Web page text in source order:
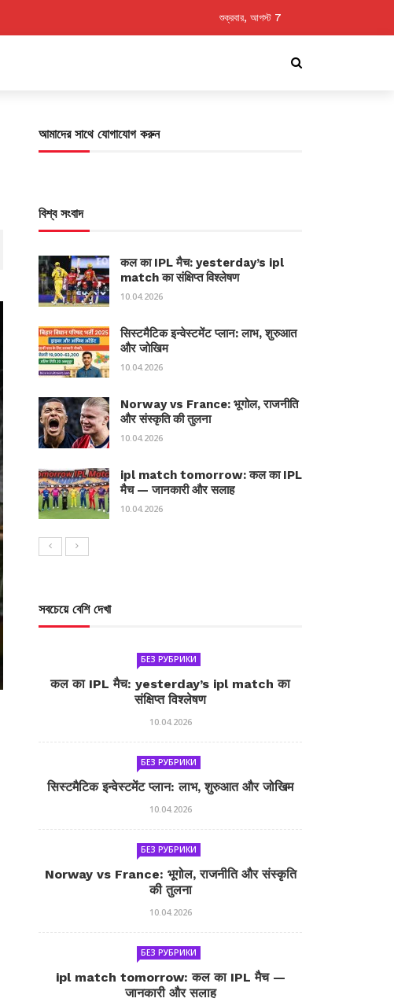
শুক্রবার, আগস্ট 7
আমাদের সাথে যোগাযোগ করুন
বিশ্ব সংবাদ
कल का IPL मैच: yesterday’s ipl
match का संक्षिप्त विश्लेषण
10.04.2026
सिस्टमैटिक इन्वेस्टमेंट प्लान: लाभ, शुरुआत
और जोखिम
10.04.2026
Norway vs France: भूगोल, राजनीति
और संस्कृति की तुलना
10.04.2026
ipl match tomorrow: कल का IPL
मैच — जानकारी और सलाह
10.04.2026
সবচেয়ে বেশি দেখা
БЕЗ РУБРИКИ
कल का IPL मैच: yesterday’s ipl match का
संक्षिप्त विश्लेषण
10.04.2026
БЕЗ РУБРИКИ
सिस्टमैटिक इन्वेस्टमेंट प्लान: लाभ, शुरुआत और जोखिम
10.04.2026
БЕЗ РУБРИКИ
Norway vs France: भूगोल, राजनीति और संस्कृति
की तुलना
10.04.2026
БЕЗ РУБРИКИ
ipl match tomorrow: कल का IPL मैच —
जानकारी और सलाह